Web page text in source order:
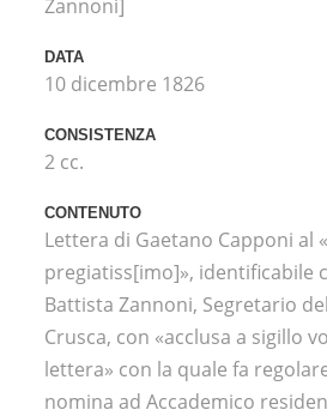
Zannoni]
DATA
10 dicembre 1826
CONSISTENZA
2 cc.
CONTENUTO
Lettera di Gaetano Capponi al
pregiatiss[imo]», identificabile
Battista Zannoni, Segretario
Crusca, con «acclusa a sigillo
lettera» con la quale fa
nomina ad Accademico